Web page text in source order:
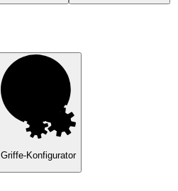
Griffe-Konfigurator